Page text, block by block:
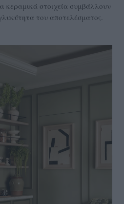
κεραμικά στοιχεία συμβάλλουν
του αποτελέσματος.